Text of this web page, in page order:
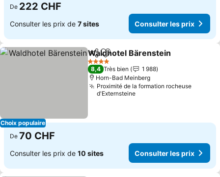
De 222 CHF
Consulter les prix de 7 sites Consulter les prix
Choix populaire
PartagerAjouter à mes favoris
Waldhotel Bärenstein
4 Étoiles
8,4 Très bien
1 988
Horn-Bad Meinberg
Proximité de la formation rocheuse
d'Externsteine
De 70 CHF
Consulter les prix de 10 sites Consulter les prix